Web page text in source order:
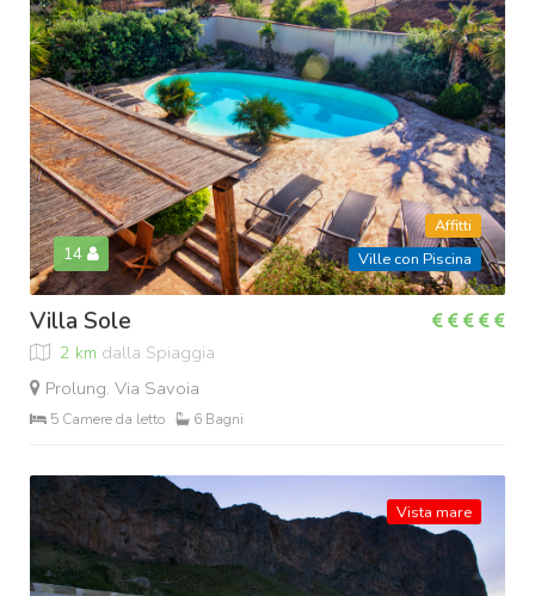
14
Affitti
Ville con Piscina
Villa Sole
2 km dalla Spiaggia
Prolung. Via Savoia
5 Camere da letto 6 Bagni
Vista mare